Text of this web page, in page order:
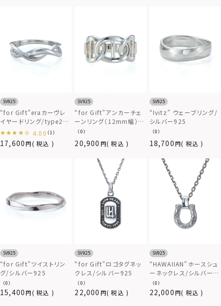
SV925
“for Gift”eraカーヴレ
イヤードリング/type2/
シルバー925
17,600 税込
4.00 （1）
SV925
“for Gift”アンカーチェ
ーンリング（12mm幅）/
シルバー925
20,900 税込
（0）
SV925
“Ivitz” ウェーブリング/
シルバー925
18,700 税込
（0）
SV925
“for Gift”ツイストリン
グ/シルバー925
15,400 税込
（0）
SV925
“for Gift”ロゴタグネッ
クレス/シルバー925
22,000 税込
（0）
SV925
“HAWAIIAN”ホースシュ
ーネックレス/シルバー
925
22,000 税込
（0）